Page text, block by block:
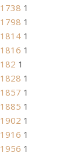
1738 1
1798 1
1814 1
1816 1
182 1
1828 1
1857 1
1885 1
1902 1
1916 1
1956 1